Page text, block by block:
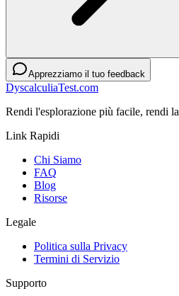
Apprezziamo il tuo feedback
DyscalculiaTest.com
Rendi l'esplorazione più facile, rendi
Link Rapidi
Chi Siamo
FAQ
Blog
Risorse
Legale
Politica sulla Privacy
Termini di Servizio
Supporto